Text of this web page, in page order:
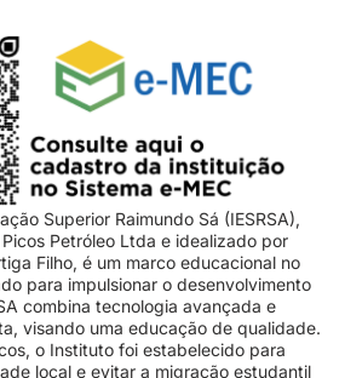
Superior Raimundo Sá (IESRSA),
Petróleo Ltda e idealizado por
Filho, é um marco educacional no
para impulsionar o desenvolvimento
combina tecnologia avançada e
visando uma educação de qualidade.
o Instituto foi estabelecido para
local e evitar a migração estudantil